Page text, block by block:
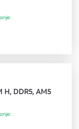
H, DDR5, AM5